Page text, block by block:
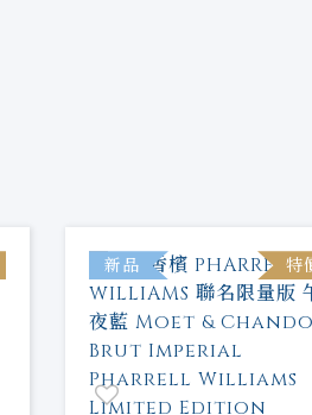
新品 特